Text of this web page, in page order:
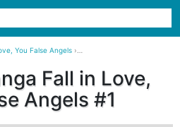
You False Angels ›
Angels #1Fall in Love,
Angels #1